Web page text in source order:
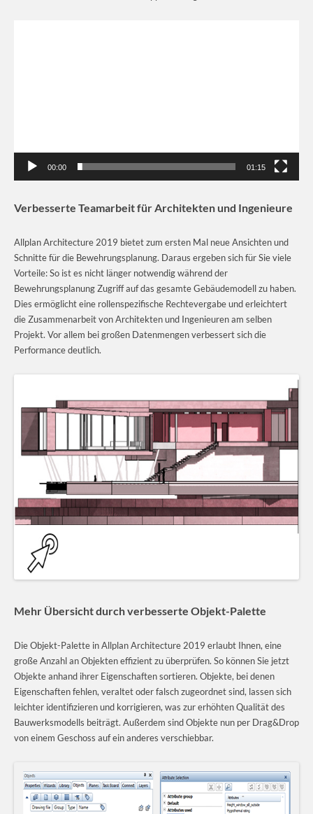
00:00 01:15
Verbesserte Teamarbeit für Architekten und Ingenieure
Allplan Architecture 2019 bietet zum ersten Mal neue Ansichten und
Schnitte für die Bewehrungsplanung. Daraus ergeben sich für Sie viele
Vorteile: So ist es nicht länger notwendig während der
Bewehrungsplanung Zugriff auf das gesamte Gebäudemodell zu haben.
Dies ermöglicht eine rollenspezifische Rechtevergabe und erleichtert
die Zusammenarbeit von Architekten und Ingenieuren am selben
Projekt. Vor allem bei großen Datenmengen verbessert sich die
Performance deutlich.
Mehr Übersicht durch verbesserte Objekt-Palette
Die Objekt-Palette in Allplan Architecture 2019 erlaubt Ihnen, eine
große Anzahl an Objekten effizient zu überprüfen. So können Sie jetzt
Objekte anhand ihrer Eigenschaften sortieren. Objekte, bei denen
Eigenschaften fehlen, veraltet oder falsch zugeordnet sind, lassen sich
leichter identifizieren und korrigieren, was zur erhöhten Qualität des
Bauwerksmodells beiträgt. Außerdem sind Objekte nun per Drag&Drop
von einem Geschoss auf ein anderes verschiebbar.